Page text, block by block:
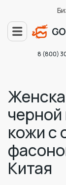
8 (800)
черной
кожи с
Китая